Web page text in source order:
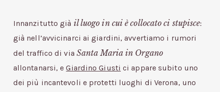
Innanzitutto già il luogo in cui è collocato ci stupisce:
già nell’avvicinarci ai giardini, avvertiamo i rumori
del traffico di via Santa Maria in Organo
allontanarsi, eGiardino Giusti ci appare subito uno
dei più incantevoli e protetti luoghi di Verona, uno